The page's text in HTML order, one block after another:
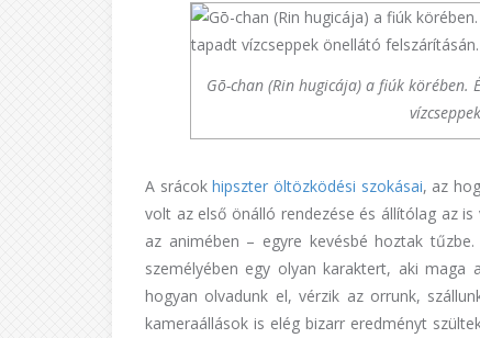
Gō-chan (Rin hugicája) a fiúk
A srácokhipszter öltözködési szokásai, az
volt az első önálló rendezése és állítólag az
az animében – egyre kevésbé hoztak
személyében egy olyan karaktert, aki
hogyan olvadunk el, vérzik az orrunk,
kameraállások is elég bizarr eredményt